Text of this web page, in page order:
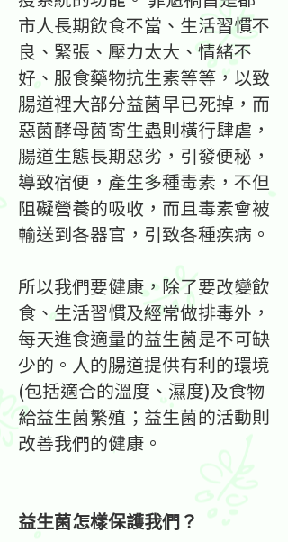
市人長期飲食不當、生活習慣不
良、緊張、壓力太大、情緒不
好、服食藥物抗生素等等，以致
腸道裡大部分益菌早已死掉，而
惡菌酵母菌寄生蟲則橫行肆虐，
腸道生態長期惡劣，引發便秘，
導致宿便，產生多種毒素，不但
阻礙營養的吸收，而且毒素會被
輸送到各器官，引致各種疾病。
所以我們要健康，除了要改變飲
食、生活習慣及經常做排毒外，
每天進食適量的益生菌是不可缺
少的。人的腸道提供有利的環境
(包括適合的溫度、濕度)及食物
給益生菌繁殖；益生菌的活動則
改善我們的健康。
益生菌怎樣保護我們？